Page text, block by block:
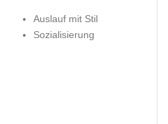
Auslauf mit Stil
Sozialisierung